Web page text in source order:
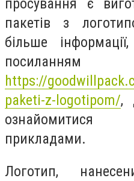
просування є
пакетів з
більше
посиланням
https://
paketi-z-logotipom/,
прикладами.
Логотип,